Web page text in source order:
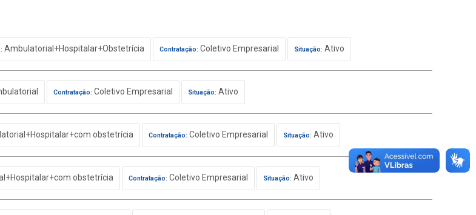
Ambulatorial+Hospitalar+Obstetrícia Contratação: Coletivo Empresarial Situação: Ativo
Contratação: Coletivo Empresarial Situação: Ativo
obstetrícia Contratação: Coletivo Empresarial Situação: Ativo
obstetrícia Contratação: Coletivo Empresarial Situação: Ativo